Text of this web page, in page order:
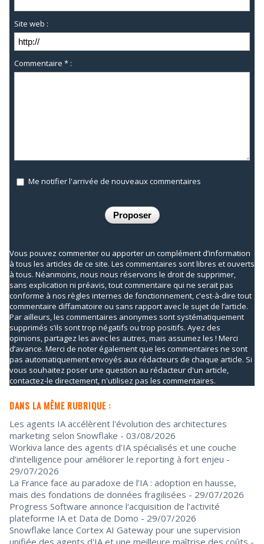
Site web :
Commentaire * :
Me notifier l'arrivée de nouveaux commentaires
Vous pouvez commenter ou apporter un complément d’information
à tous les articles de ce site. Les commentaires sont libres et ouverts
à tous. Néanmoins, nous nous réservons le droit de supprimer,
sans explication ni préavis, tout commentaire qui ne serait pas
conforme à nos règles internes de fonctionnement, c'est-à-dire tout
commentaire diffamatoire ou sans rapport avec le sujet de l’article.
Par ailleurs, les commentaires anonymes sont systématiquement
supprimés s’ils sont trop négatifs ou trop positifs. Ayez des
opinions, partagez les avec les autres, mais assumez les ! Merci
d’avance. Merci de noter également que les commentaires ne sont
pas automatiquement envoyés aux rédacteurs de chaque article. Si
vous souhaitez poser une question au rédacteur d'un article,
contactez-le directement, n'utilisez pas les commentaires.
DANS LA MÊME RUBRIQUE :
Les agents IA accélèrent l'évolution des architectures
marketing selon Snowflake - 03/08/2026
Workiva lance des agents d’IA spécialisés et une couche
d’intelligence pour améliorer le reporting à fort enjeu -
29/07/2026
La France face au paradoxe de l’IA : adoption en hausse,
mais des fondations de données fragilisées - 29/07/2026
Progress Software annonce l'acquisition de l’activité
plateforme IA et Data de Domo - 29/07/2026
Snowflake lance Cortex AI Gateway pour une supervision
unifiée des agents d'IA et une meilleure maîtrise des coûts -